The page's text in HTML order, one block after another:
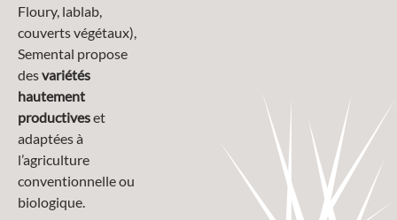
Floury, lablab,
couverts végétaux),
Semental propose
desvariétés
hautement
productiveset
adaptées à
l’agriculture
conventionnelle ou
biologique.